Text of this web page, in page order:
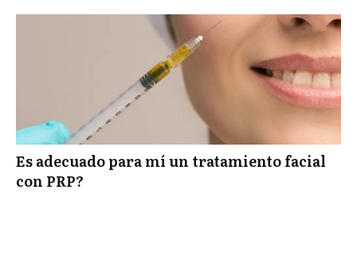
Es adecuado para mí un tratamiento facial
con PRP?